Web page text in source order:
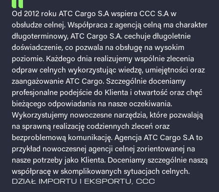
Od 2012 roku ATC Cargo S.A wspiera CCC S.A w
obsłudze celnej. Współpraca z agencją celną ma charakter
długoterminowy, ATC Cargo S.A. cechuje długoletnie
doświadczenie, co pozwala na obsługę na wysokim
poziomie. Każdego dnia realizujemy wspólnie zlecenia
odpraw celnych wykorzystując wiedzę, umiejętności oraz
zaangażowanie ATC Cargo. Szczególnie doceniamy
profesjonalne podejście do Klienta i otwartość oraz chęć
bieżącego odpowiadania na nasze oczekiwania.
Wykorzystujemy nowoczesne narzędzia, które pozwalają
na sprawną realizację codziennych zleceń oraz
bezproblemową komunikację. Agencja ATC Cargo S.A to
przykład nowoczesnej agencji celnej zorientowanej na
nasze potrzeby jako Klienta. Doceniamy szczególnie naszą
współpracę w skomplikowanych sytuacjach celnych.
DZIAŁ IMPORTU I EKSPORTU, CCC
Wysoki poziom świadczonych usług, bieżąca
optymalizacja procesów i zaangażowanie to tylko
nieliczne cechy, którymi może poszczycić się firma ATC
Cargo Bezproblemowy kontakt oraz szybka reakcja na
pojawiające się zagadnienia potwierdzają zaangażowanie
całego Zespołu pracującego w ATC Cargo
Wykwalifikowana kadra pracowników posiada
doświadczenie, które wpływa na efektywność oraz
konkurencyjność Naszej firmy. Niejednokrotnie są dla Nas
wsparciem oraz rzetelnym informatorem pojawiających
się ryzyk w łańcuchu dostaw. ATC Cargo to partner godny
zaufania, który wyróżnia się na tle innych firm. Z pełnym
uznaniem rekomenduję i polecam usługi świadczone
przez firmę ATC Cargo, jednocześnie życząc dalszego
rozwoju i owocnej współpracy.
DZIAŁ LOGISTYKI, FALKEN TRADE